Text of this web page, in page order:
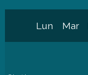
Lun Mar